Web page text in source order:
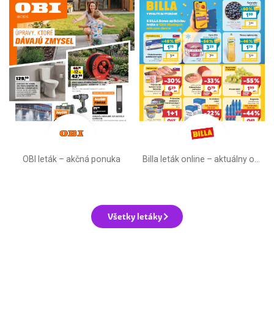
OBI leták –⁠ akčná ponuka Billa leták online –⁠ aktuálny od stredy
Všetky letáky